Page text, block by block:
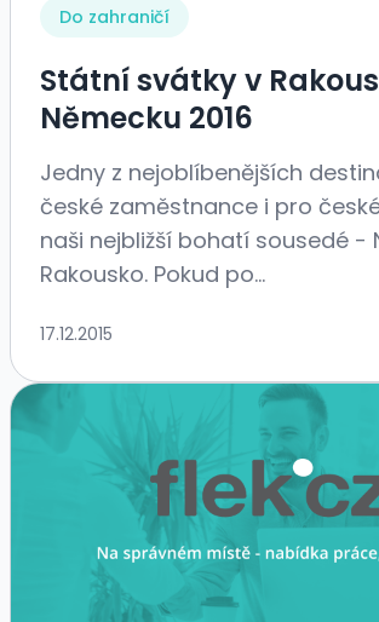
Do zahraničí
Státní svátky v
Německu 2016
Jedny z nejoblíbenějších
české zaměstnance i pro
naši nejbližší bohatí sousedé -
Rakousko. Pokud po...
17.12.2015